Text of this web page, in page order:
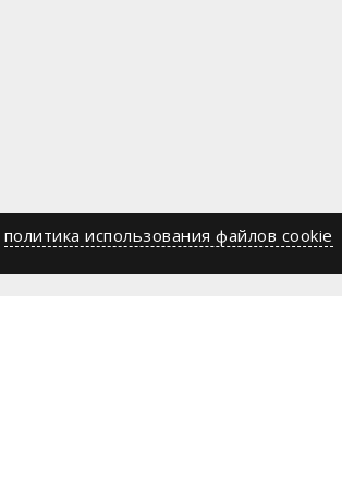
политика использования файлов cookie